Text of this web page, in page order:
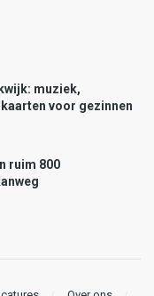
muziek,
voor gezinnen
ruim 800